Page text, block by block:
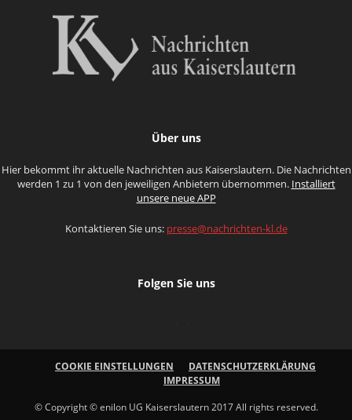
Über uns
Hier bekommt ihr aktuelle Nachrichten aus Kaiserslautern. Die Nachrichten
werden 1 zu 1 von den jeweiligen Anbietern übernommen. Installiert
unsere neue APP
Kontaktieren Sie uns: presse@nachrichten-kl.de
Folgen Sie uns
COOKIE EINSTELLUNGEN
DATENSCHUTZERKLÄRUNG
IMPRESSUM
© Copyright © enilon UG Kaiserslautern 2017 All rights reserved.